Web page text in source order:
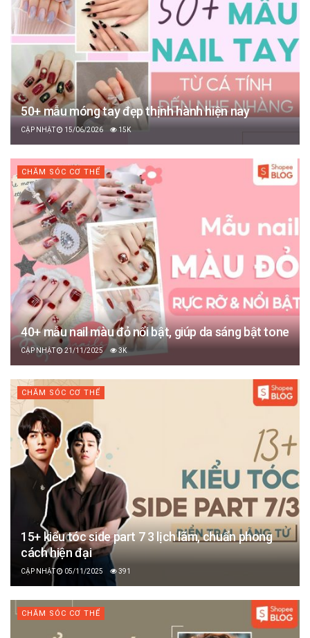
50+ mẫu móng tay đẹp thịnh hành hiện nay
15/06/2026 15K
CHĂM SÓC CƠ THỂ
40+ mẫu nail màu đỏ nổi bật, giúp da sáng bật tone
21/11/2025 3K
CHĂM SÓC CƠ THỂ
15+ kiểu tóc side part 7 3 lịch lãm, chuẩn phong
cách hiện đại
05/11/2025 391
CHĂM SÓC CƠ THỂ